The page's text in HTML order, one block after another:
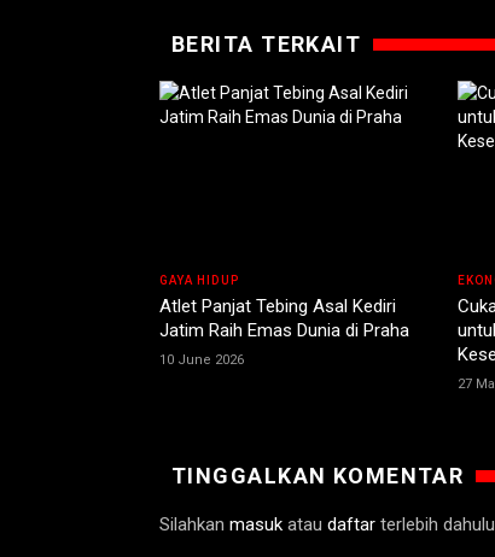
BERITA TERKAIT
GAYA HIDUP
Atlet Panjat Tebing Asal Kediri
Jatim Raih Emas Dunia di Praha
10 June 2026
27
TINGGALKAN KOMENTAR
Silahkan masuk atau daftar terlebih